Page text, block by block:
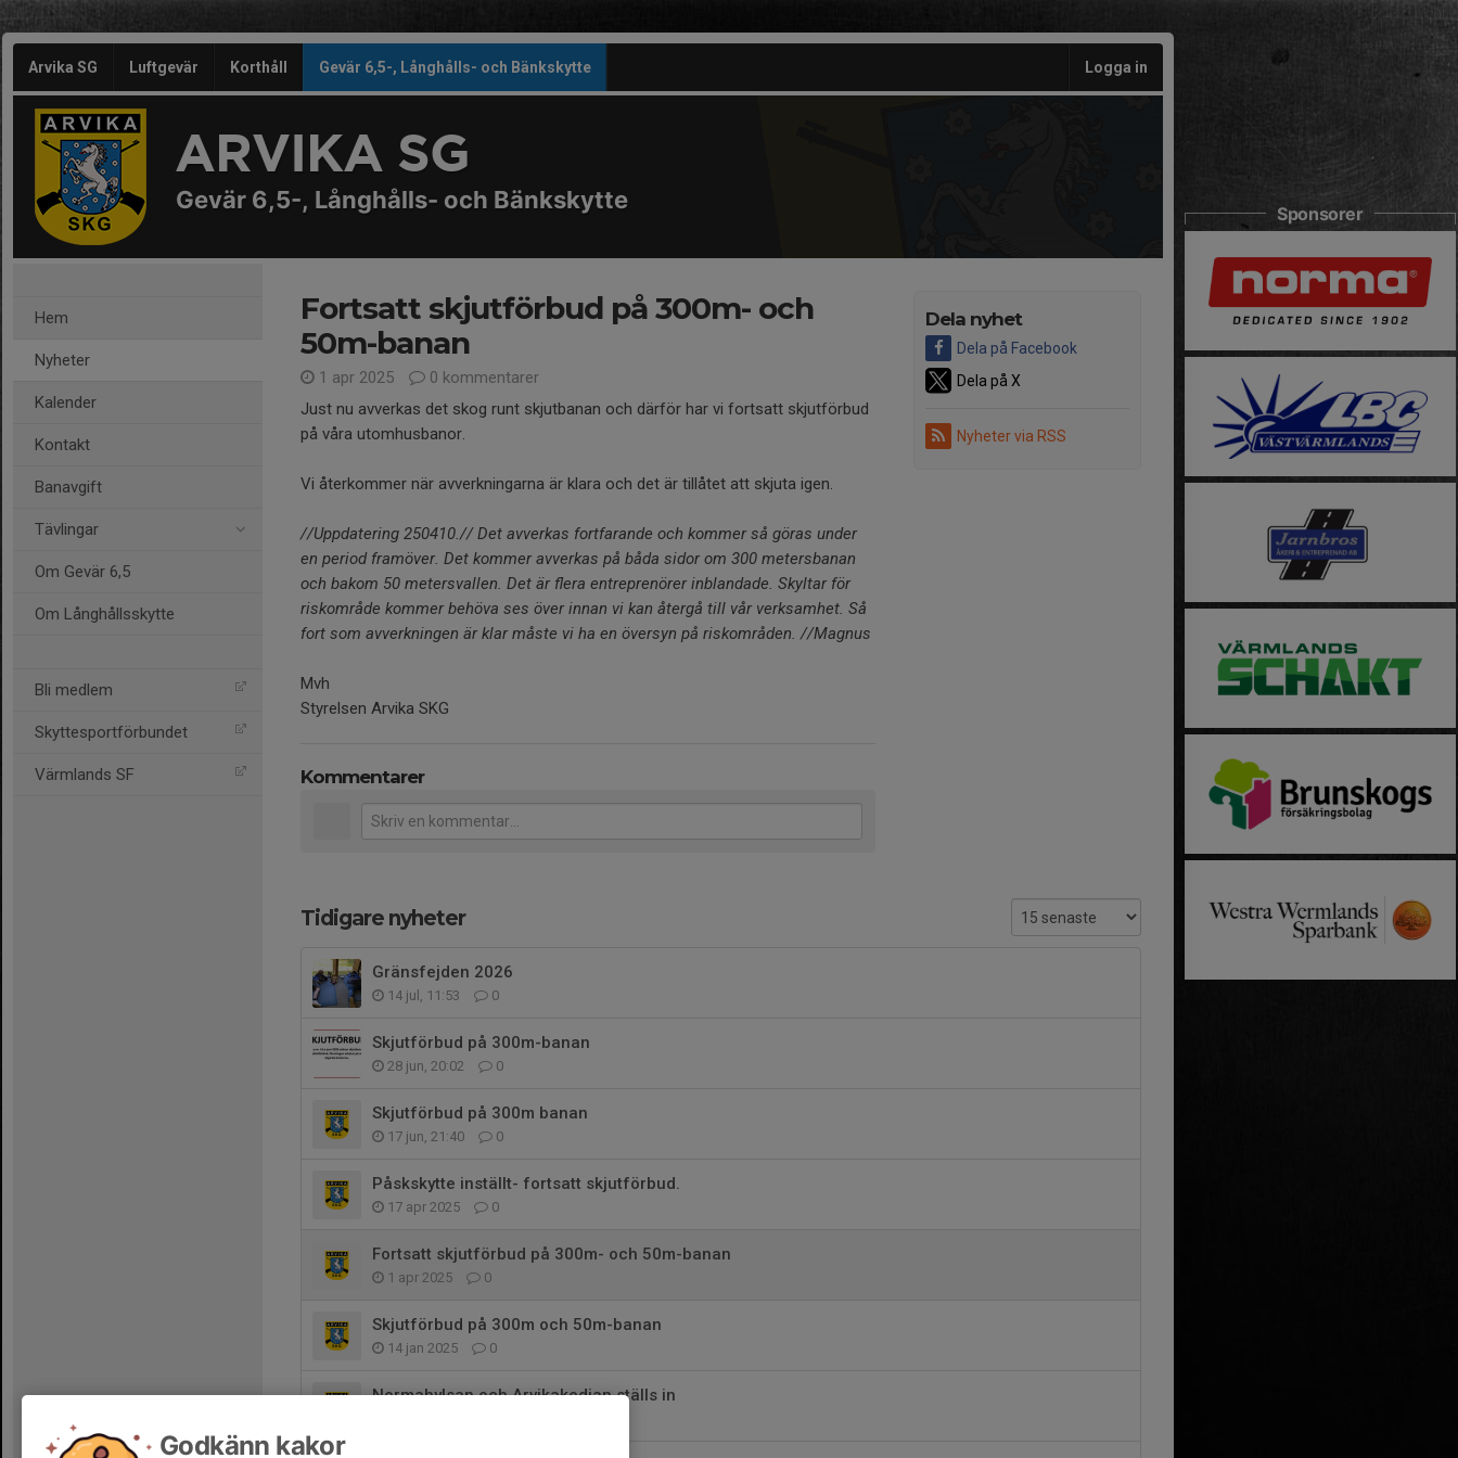
Arvika SG Luftgevär Korthåll Gevär 6,5-, Långhålls- och Bänkskytte Logga in
ARVIKA SG
Gevär 6,5-, Långhålls- och Bänkskytte
Hem
Nyheter
Kalender
Kontakt
Banavgift
Tävlingar
Om Gevär 6,5
Om Långhållsskytte
Bli medlem
Skyttesportförbundet
Värmlands SF
Dela nyhet
Dela på Facebook
Dela på X
Nyheter via RSS
Fortsatt skjutförbud på 300m- och
50m-banan
1 apr 2025
0 kommentarer
Just nu avverkas det skog runt skjutbanan och därför har vi fortsatt skjutförbud
på våra utomhusbanor.
Vi återkommer när avverkningarna är klara och det är tillåtet att skjuta igen.
//Uppdatering 250410.// Det avverkas fortfarande och kommer så göras under
en period framöver. Det kommer avverkas på båda sidor om 300 metersbanan
och bakom 50 metersvallen. Det är flera entreprenörer inblandade. Skyltar för
riskområde kommer behöva ses över innan vi kan återgå till vår verksamhet. Så
fort som avverkningen är klar måste vi ha en översyn på riskområden. //Magnus
Mvh
Styrelsen Arvika SKG
Kommentarer
Tidigare nyheter
Gränsfejden 2026
14 jul, 11:53 0
Skjutförbud på 300m-banan
28 jun, 20:02 0
Skjutförbud på 300m banan
17 jun, 21:40 0
Påskskytte inställt- fortsatt skjutförbud.
17 apr 2025 0
Fortsatt skjutförbud på 300m- och 50m-banan
1 apr 2025 0
Skjutförbud på 300m och 50m-banan
14 jan 2025 0
Normahylsan och Arvikakedjan ställs in
Sponsorer
Godkänn kakor